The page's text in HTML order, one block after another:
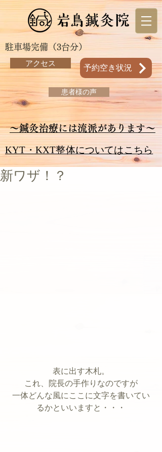
駐車場完備（3台分）
アクセス
予約空き状況
患者様の声
～鍼灸治療には流派があります～
KYT・KXT整体についてはこちら
新ワザ！？
表に出す木札。
これ、院長の手作りなのですが
一体どんな風にここに文字を書いてい
るかといいますと・・・